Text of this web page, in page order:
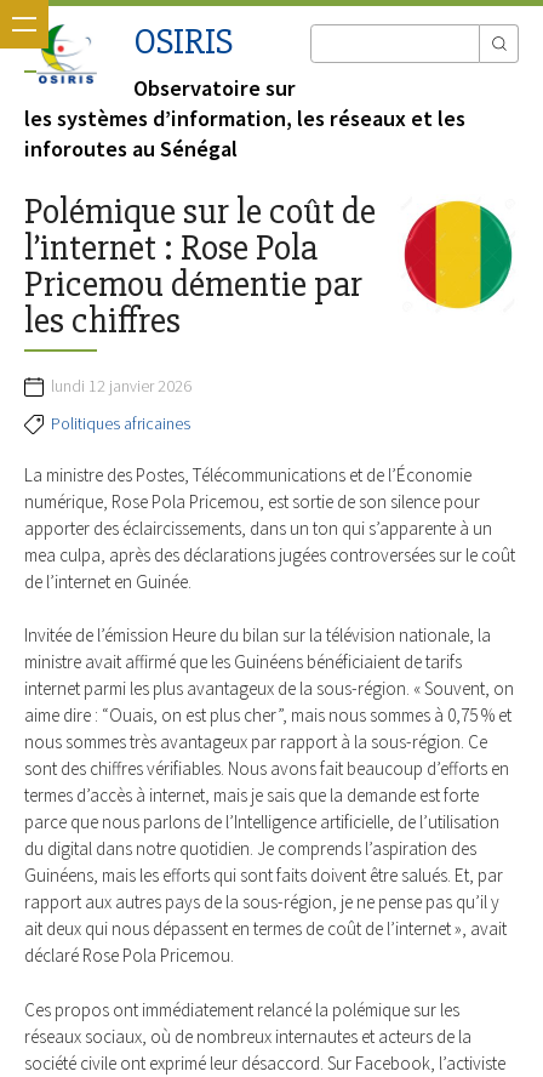
OSIRIS
Observatoire sur
les systèmes d’information, les réseaux et les
inforoutes au Sénégal
Polémique sur le coût de
l’internet : Rose Pola
Pricemou démentie par
les chiffres
lundi 12 janvier 2026
Politiques africaines
La ministre des Postes, Télécommunications et de l’Économie
numérique, Rose Pola Pricemou, est sortie de son silence pour
apporter des éclaircissements, dans un ton qui s’apparente à un
mea culpa, après des déclarations jugées controversées sur le coût
de l’internet en Guinée.
Invitée de l’émission Heure du bilan sur la télévision nationale, la
ministre avait affirmé que les Guinéens bénéficiaient de tarifs
internet parmi les plus avantageux de la sous-région. « Souvent, on
aime dire : “Ouais, on est plus cher”, mais nous sommes à 0,75 % et
nous sommes très avantageux par rapport à la sous-région. Ce
sont des chiffres vérifiables. Nous avons fait beaucoup d’efforts en
termes d’accès à internet, mais je sais que la demande est forte
parce que nous parlons de l’Intelligence artificielle, de l’utilisation
du digital dans notre quotidien. Je comprends l’aspiration des
Guinéens, mais les efforts qui sont faits doivent être salués. Et, par
rapport aux autres pays de la sous-région, je ne pense pas qu’il y
ait deux qui nous dépassent en termes de coût de l’internet », avait
déclaré Rose Pola Pricemou.
Ces propos ont immédiatement relancé la polémique sur les
réseaux sociaux, où de nombreux internautes et acteurs de la
société civile ont exprimé leur désaccord. Sur Facebook, l’activiste